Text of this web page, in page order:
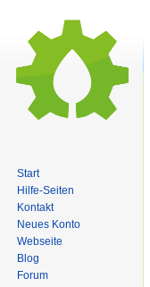
Start
Hilfe-Seiten
Kontakt
Neues Konto
Webseite
Blog
Forum